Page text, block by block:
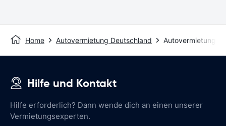
Home Autovermietung Deutschland Autovermietung
Hilfe und Kontakt
Hilfe erforderlich? Dann wende dich an einen unserer
Vermietungsexperten.